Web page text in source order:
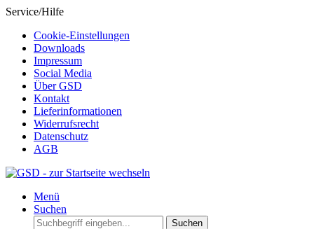
Service/Hilfe
Cookie-Einstellungen
Downloads
Impressum
Social Media
Über GSD
Kontakt
Lieferinformationen
Widerrufsrecht
Datenschutz
AGB
Menü
Suchen
Suchen